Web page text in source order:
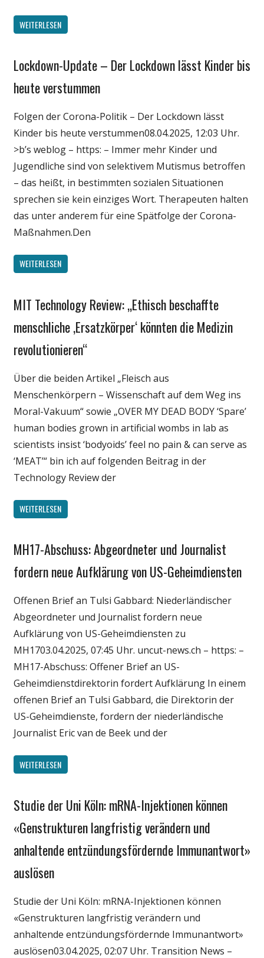
WEITERLESEN
Gesellschaft
Wirtschaft
Wissenschaft
Lockdown-Update – Der Lockdown lässt Kinder bis
heute verstummen
Folgen der Corona-Politik – Der Lockdown lässt
Kinder bis heute verstummen08.04.2025, 12:03 Uhr.
>b’s weblog – https: – Immer mehr Kinder und
Jugendliche sind von selektivem Mutismus betroffen
– das heißt, in bestimmten sozialen Situationen
sprechen sie kein einziges Wort. Therapeuten halten
das unter anderem für eine Spätfolge der Corona-
Maßnahmen.Den
WEITERLESEN
Gesellschaft
Technik
Wirtschaft
Wissenschaft
MIT Technology Review: „Ethisch beschaffte
menschliche ‚Ersatzkörper‘ könnten die Medizin
revolutionieren“
Über die beiden Artikel „Fleisch aus
Menschenkörpern – Wissenschaft auf dem Weg ins
Moral-Vakuum“ sowie „OVER MY DEAD BODY ‘Spare’
human bodies grown in artificial wombs in lab as
scientists insist ‘bodyoids’ feel no pain & can serve as
‘MEAT’“ bin ich auf folgenden Beitrag in der
Technology Review der
WEITERLESEN
Gesellschaft
Medien
Wissenschaft
MH17-Abschuss: Abgeordneter und Journalist
fordern neue Aufklärung von US-Geheimdiensten
Offenen Brief an Tulsi Gabbard: Niederländischer
Abgeordneter und Journalist fordern neue
Aufklärung von US-Geheimdiensten zu
MH1703.04.2025, 07:45 Uhr. uncut-news.ch – https: –
MH17-Abschuss: Offener Brief an US-
Geheimdienstdirektorin fordert Aufklärung In einem
offenen Brief an Tulsi Gabbard, die Direktorin der
US-Geheimdienste, fordern der niederländische
Journalist Eric van de Beek und der
WEITERLESEN
Gesellschaft
Medien
Wirtschaft
Wissenschaft
Studie der Uni Köln: mRNA-Injektionen können
«Genstrukturen langfristig verändern und
anhaltende entzündungsfördernde Immunantwort»
auslösen
Studie der Uni Köln: mRNA-Injektionen können
«Genstrukturen langfristig verändern und
anhaltende entzündungsfördernde Immunantwort»
auslösen03.04.2025, 02:07 Uhr. Transition News –